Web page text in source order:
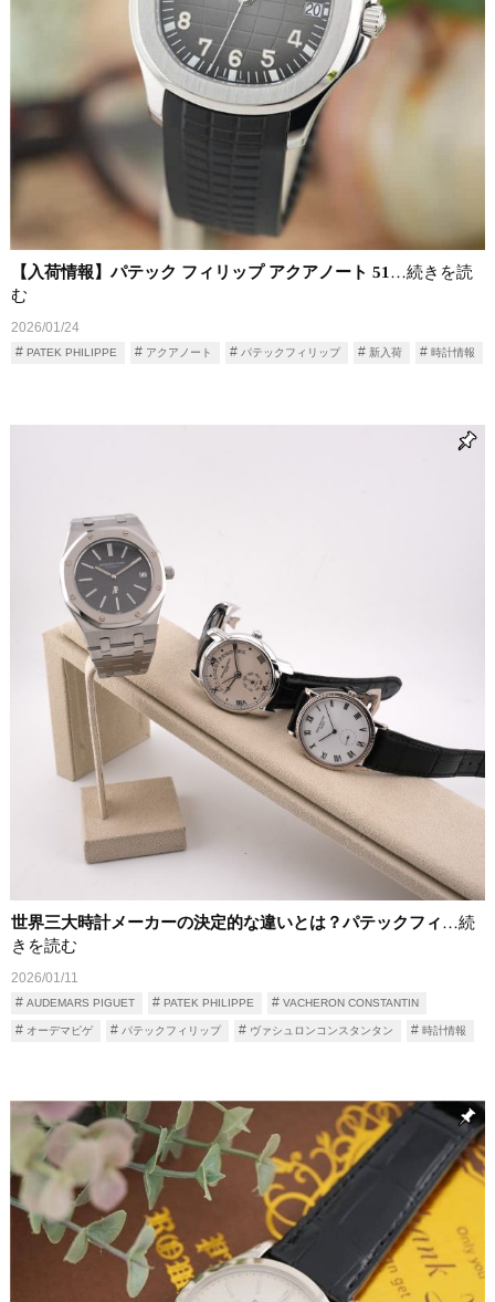
【入荷情報】パテック フィリップ アクアノート 51 …続きを読
む
2026/01/24
PATEK PHILIPPE アクアノート パテックフィリップ 新入荷 時計情報
世界三大時計メーカーの決定的な違いとは？パテックフィ …続
きを読む
2026/01/11
AUDEMARS PIGUET PATEK PHILIPPE VACHERON CONSTANTIN
オーデマピゲ パテックフィリップ ヴァシュロンコンスタンタン 時計情報